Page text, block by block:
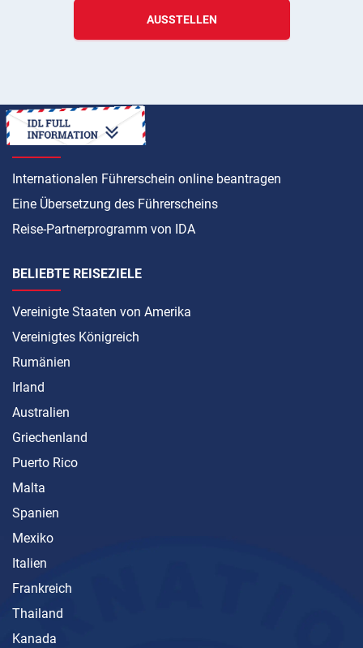
AUSSTELLEN
ANLEITUNG
Internationalen Führerschein online beantragen
Eine Übersetzung des Führerscheins
Reise-Partnerprogramm von IDA
BELIEBTE REISEZIELE
Vereinigte Staaten von Amerika
Vereinigtes Königreich
Rumänien
Irland
Australien
Griechenland
Puerto Rico
Malta
Spanien
Mexiko
Italien
Frankreich
Thailand
Kanada